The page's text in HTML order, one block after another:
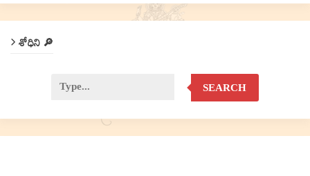
శోధిని 🔎
SEARCH